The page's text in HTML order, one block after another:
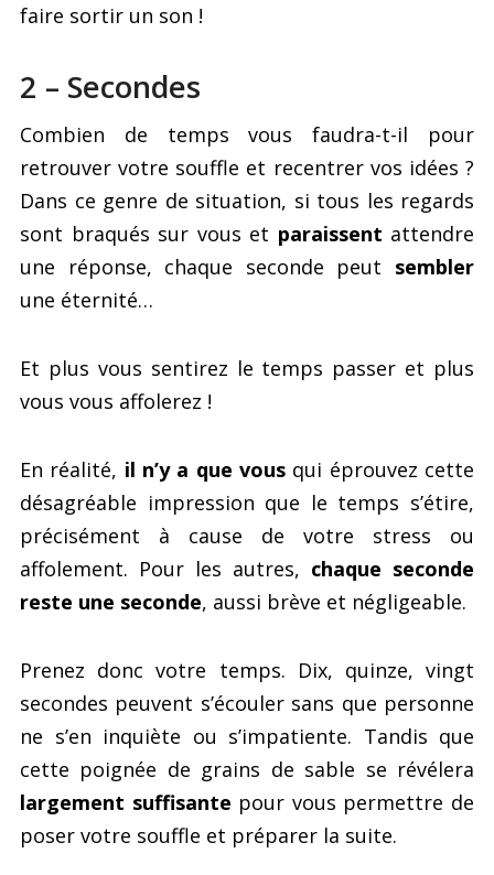
faire sortir un son !
2 – Secondes
Combien de temps vous faudra-t-il pour
retrouver votre souffle et recentrer vos idées ?
Dans ce genre de situation, si tous les regards
sont braqués sur vous et paraissent attendre
une réponse, chaque seconde peut sembler
une éternité…
Et plus vous sentirez le temps passer et plus
vous vous affolerez !
En réalité, il n’y a que vous qui éprouvez cette
désagréable impression que le temps s’étire,
précisément à cause de votre stress ou
affolement. Pour les autres, chaque seconde
reste une seconde, aussi brève et négligeable.
Prenez donc votre temps. Dix, quinze, vingt
secondes peuvent s’écouler sans que personne
ne s’en inquiète ou s’impatiente. Tandis que
cette poignée de grains de sable se révélera
largement suffisante pour vous permettre de
poser votre souffle et préparer la suite.